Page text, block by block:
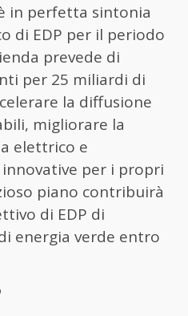
in perfetta sintonia
di EDP per il periodo
prevede di
per 25 miliardi di
la diffusione
migliorare la
elettrico e
per i propri
piano contribuirà
di EDP di
energia verde entro